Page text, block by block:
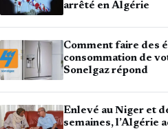
arrêté en Algérie
Comment faire des
consommation de
Sonelgaz répond
Enlevé au Niger et
semaines, l’Algérie